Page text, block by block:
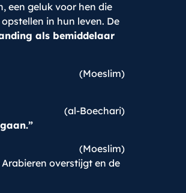
een geluk voor hen die
in hun leven. De
als bemiddelaar
(Moeslim)
(al-Boechari)
(Moeslim)
overstijgt en de